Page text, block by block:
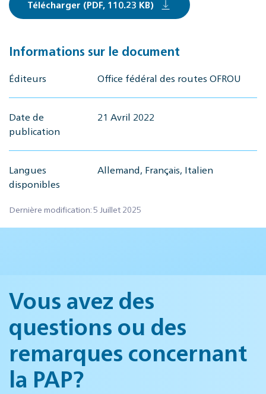
Télécharger (PDF, 110.23 KB)
Informations sur le document
Éditeurs Office fédéral des routes OFROU
Date de
publication
21 Avril 2022
Langues
disponibles
Allemand, Français, Italien
Dernière modification: 5 Juillet 2025
Vous avez des
questions ou des
remarques concernant
la PAP?